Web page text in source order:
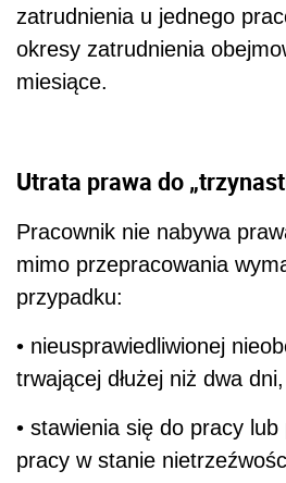
zatrudnienia u jednego
okresy zatrudnienia
miesiące.
Utrata prawa do
Pracownik nie nabywa
mimo przepracowania
przypadku:
• nieusprawiedliwionej
trwającej dłużej niż dwa dni,
• stawienia się do pracy
pracy w stanie